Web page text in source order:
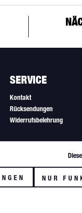
SERVICE
Kontakt
Rücksendungen
Widerrufsbelehrung
NUR